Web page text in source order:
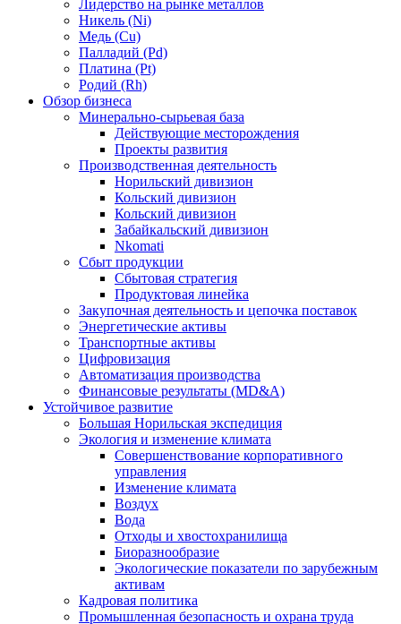
Лидерство на рынке металлов
Никель (Ni)
Медь (Cu)
Палладий (Pd)
Платина (Pt)
Родий (Rh)
Обзор бизнеса
Минерально-сырьевая база
Действующие месторождения
Проекты развития
Производственная деятельность
Норильский дивизион
Кольский дивизион
Кольский дивизион
Забайкальский дивизион
Nkomati
Сбыт продукции
Сбытовая стратегия
Продуктовая линейка
Закупочная деятельность и цепочка поставок
Энергетические активы
Транспортные активы
Цифровизация
Автоматизация производства
Финансовые результаты (MD&A)
Устойчивое развитие
Большая Норильская экспедиция
Экология и изменение климата
Совершенствование корпоративного
управления
Изменение климата
Воздух
Вода
Отходы и хвостохранилища
Биоразнообразие
Экологические показатели по зарубежным
активам
Кадровая политика
Промышленная безопасность и охрана труда